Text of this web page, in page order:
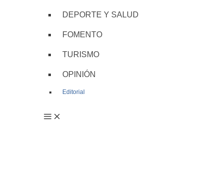
DEPORTE Y SALUD
FOMENTO
TURISMO
OPINIÓN
Editorial